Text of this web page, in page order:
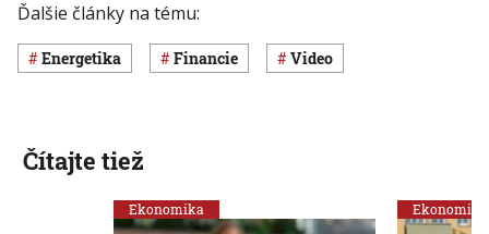
Ďalšie články na tému:
Energetika Financie Video
Čítajte tiež
Ekonomika Ekonomika